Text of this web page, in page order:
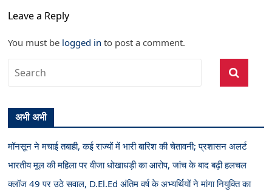
Leave a Reply
You must be logged in to post a comment.
अभी अभी
मॉनसून ने मचाई तबाही, कई राज्यों में भारी बारिश की चेतावनी; प्रशासन अलर्ट
भारतीय मूल की महिला पर वीजा धोखाधड़ी का आरोप, जांच के बाद बढ़ी हलचल
क्लॉज 49 पर उठे सवाल, D.El.Ed अंतिम वर्ष के अभ्यर्थियों ने मांगा नियुक्ति का